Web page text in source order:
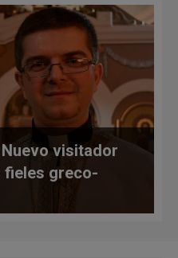
visitador
fieles greco-